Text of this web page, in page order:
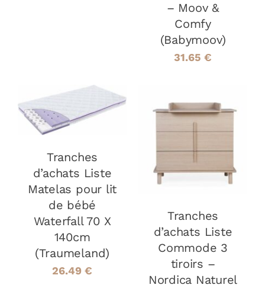
– Moov &
Comfy
(Babymoov)
31.65 €
PANIER
/
DÉTAILS
Tranches
d’achats Liste
Matelas pour lit
de bébé
Waterfall 70 X
140cm
(Traumeland)
26.49 €
AJOUTER AU
Tranches
d’achats Liste
Commode 3
tiroirs –
Nordica Naturel